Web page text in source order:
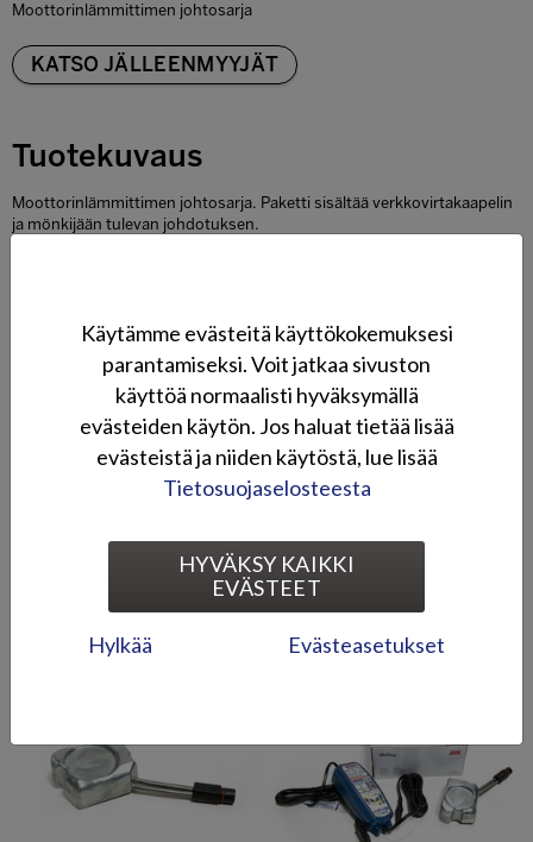
Moottorinlämmittimen johtosarja
KATSO JÄLLEENMYYJÄT
Tuotekuvaus
Moottorinlämmittimen johtosarja. Paketti sisältää verkkovirtakaapelin
ja mönkijään tulevan johdotuksen.
Talvivarusteet
Lumilevysarja Kahvanlämmitinsarja
Käytämme evästeitä käyttökokemuksesi
parantamiseksi. Voit jatkaa sivuston
käyttöä normaalisti hyväksymällä
evästeiden käytön. Jos haluat tietää lisää
evästeistä ja niiden käytöstä, lue lisää
Tietosuojaselosteesta
HYVÄKSY KAIKKI
EVÄSTEET
Hylkää Evästeasetukset